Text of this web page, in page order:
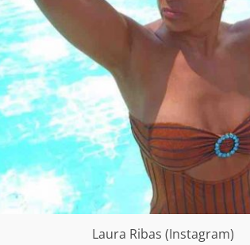
Laura Ribas (Instagram)